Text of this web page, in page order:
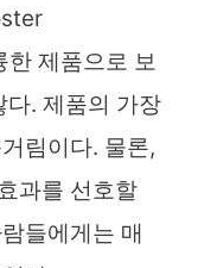
한 제품으로 보
다. 제품의 가장
림이다. 물론,
과를 선호할
들에게는 매